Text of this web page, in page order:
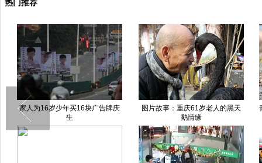
热门推荐
图片故事：重庆61岁老人的黑天
鹅情缘
青岛胶州湾部分海滩遭泄漏原油污
染